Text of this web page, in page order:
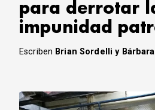
para derrotar
impunidad
Escriben Brian Sordelli y